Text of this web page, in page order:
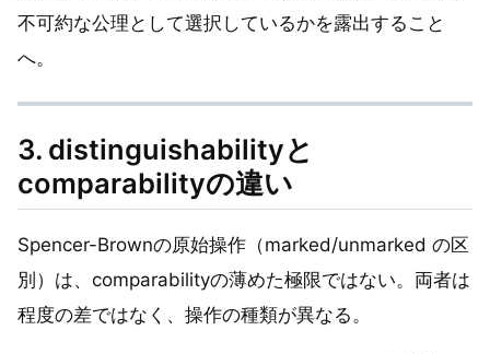
不可約な公理として選択しているかを露出すること
へ。
3. distinguishabilityと
comparabilityの違い
Spencer-Brownの原始操作（marked/unmarked の区
別）は、comparabilityの薄めた極限ではない。両者は
程度の差ではなく、操作の種類が異なる。